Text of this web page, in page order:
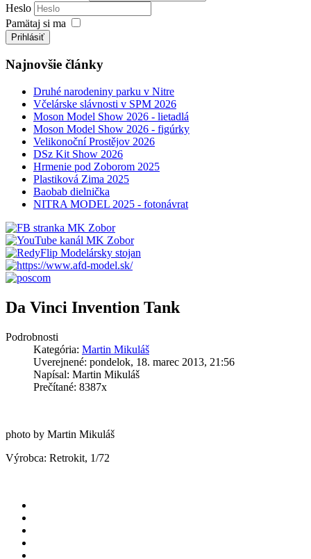
Heslo
Pamätaj si ma
Prihlásiť
Najnovšie články
Druhé narodeniny parku v Nitre
Včelárske slávnosti v SPM 2026
Moson Model Show 2026 - lietadlá
Moson Model Show 2026 - figúrky
Velikonoční Prostějov 2026
DSz Kit Show 2026
Hrmenie pod Zoborom 2025
Plastiková Zima 2025
Baobab dielnička
NITRA MODEL 2025 - fotonávrat
Da Vinci Invention Tank
Podrobnosti
Kategória: Martin Mikuláš
Uverejnené: pondelok, 18. marec 2013, 21:56
Napísal: Martin Mikuláš
Prečítané: 8387x
photo by Martin Mikuláš
Výrobca: Retrokit, 1/72